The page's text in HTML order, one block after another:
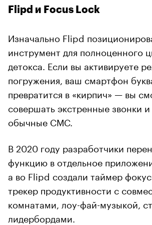
Flipd и Focus Lock
Изначально Flipd
инструмент для полноценного
детокса. Если вы активируете
погружения, ваш смартфон
превратится в «кирпич» — вы
совершать экстренные звонки и
обычные СМС.
В 2020 году разработчики
функцию в отдельное
а во Flipd создали таймер
трекер продуктивности с
комнатами, лоу-фай-музыкой,
лидербордами.